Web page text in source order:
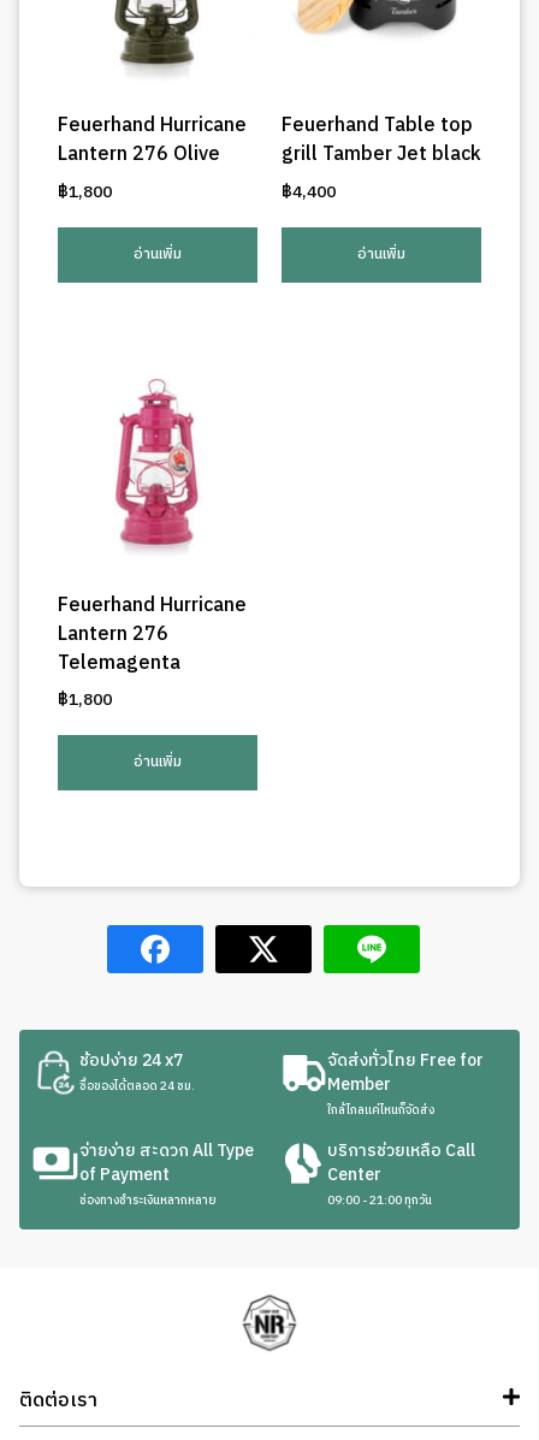
Feuerhand Hurricane
Lantern 276 Olive
฿1,800
อ่านเพิ่ม
Feuerhand Table top
grill Tamber Jet black
฿4,400
อ่านเพิ่ม
Feuerhand Hurricane
Lantern 276
Telemagenta
฿1,800
อ่านเพิ่ม
ช้อปง่าย 24 x7
ซื้อของได้ตลอด 24 ชม.
จัดส่งทั่วไทย Free for
Member
ใกล้ไกลแค่ไหนก็จัดส่ง
จ่ายง่าย สะดวก All Type
of Payment
ช่องทางชำระเงินหลากหลาย
บริการช่วยเหลือ Call
Center
09:00 - 21:00 ทุกวัน
ติดต่อเรา